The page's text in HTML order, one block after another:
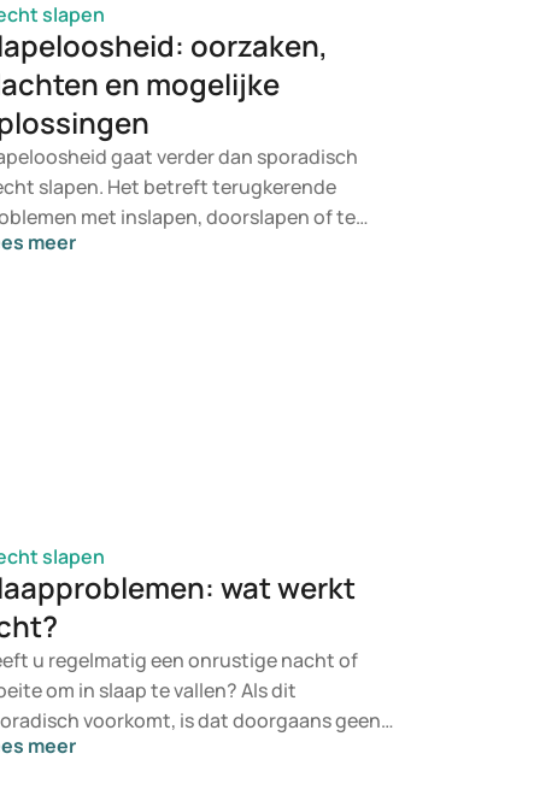
slapen
oorzaken,
en mogelijke
gaat verder dan sporadisch
slapen. Het betreft terugkerende
met inslapen, doorslapen of te
ontwaken, vaak gepaard gaande met
meer
slapen
wat werkt
u regelmatig een onrustige nacht of
om in slaap te vallen? Als dit
voorkomt, is dat doorgaans geen
Het lichaam beschikt over het
meer